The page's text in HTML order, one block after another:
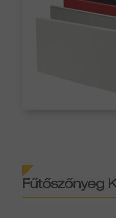
Fűtőszőnyeg